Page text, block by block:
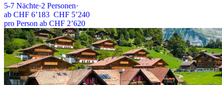
5-7 Nächte·2 Personen·
ab CHF 6’183 CHF 5’240
pro Person ab CHF 2’620